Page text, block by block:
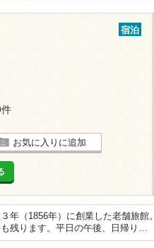
宿泊
お気に入りに追加
年（1856年）に創業した老舗旅館。
残ります。平日の午後、日帰り…